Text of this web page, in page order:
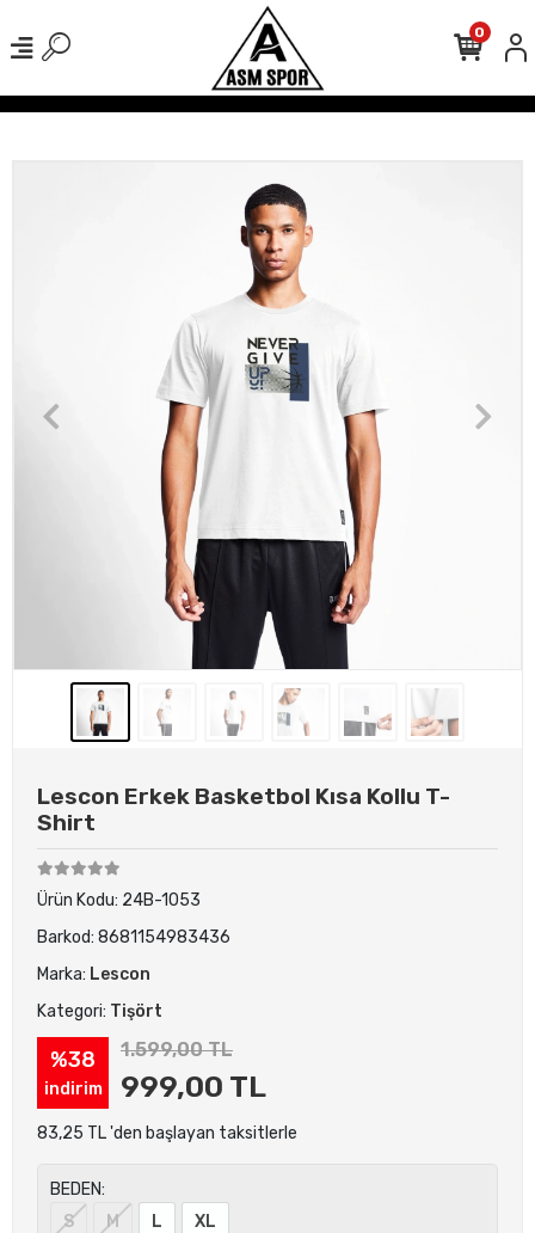
Kargo Ücretsiz! 500 TL Üzeri Tüm Alışverişlerinizde
0
Lescon Erkek Basketbol Kısa Kollu T-
Shirt
Ürün Kodu: 24B-1053
Barkod: 8681154983436
Marka: Lescon
Kategori: Tişört
%38
indirim
1.599,00 TL
999,00 TL
83,25 TL 'den başlayan taksitlerle
BEDEN:
S
M L XL